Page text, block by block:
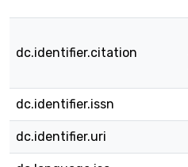
dc.identifier.citation
dc.identifier.issn
dc.identifier.uri